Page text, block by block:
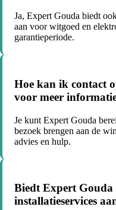
Ja, Expert Gouda biedt
aan voor witgoed en
garantieperiode.
Hoe kan ik contact
voor meer
Je kunt Expert Gouda
bezoek brengen aan de
advies en hulp.
Biedt Expert Gouda
installatieservices